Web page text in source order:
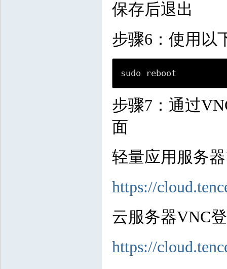
保存后退出
步骤6：使用以
sudo reboot
步骤7：通过
面
轻量应用服务
https://
云服务器VNC
https://